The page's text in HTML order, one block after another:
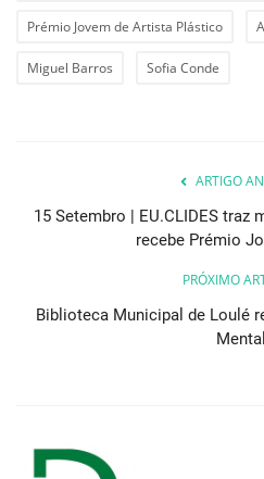
Prémio Jovem de Artista Plástico
Miguel Barros Sofia Conde
ARTIGO
15 Setembro | EU.CLIDES traz
recebe Prémio
PRÓXIMO
Biblioteca Municipal de Loulé